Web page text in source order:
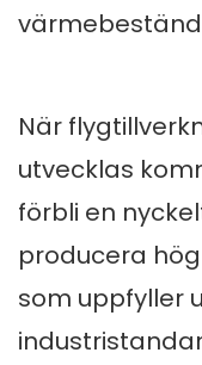
När
utvecklas
förbli en
producera
som uppfyller